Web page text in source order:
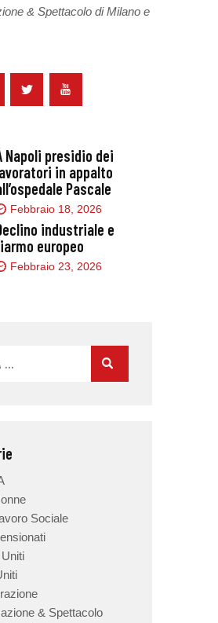
& Spettacolo di Milano e
Napoli presidio dei
in appalto
Pascale
Febbraio 18, 2026
industriale e
europeo
Febbraio 23, 2026
Sociale
& Spettacolo